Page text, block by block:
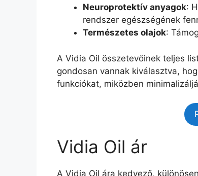
Neuroprotektív anyagok:
rendszer egészségének
Természetes olajok:
A Vidia Oil összetevőinek teljes
gondosan vannak kiválasztva,
funkciókat, miközben
Vidia Oil ár
A Vidia Oil ára kedvező,